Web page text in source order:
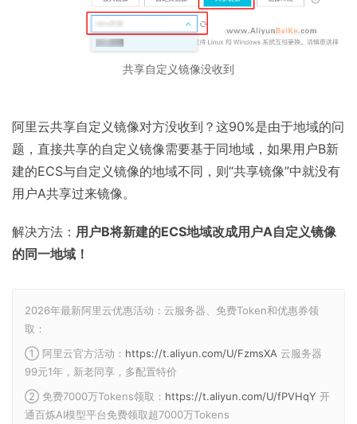
共享自定义镜像没收到
阿里云共享自定义镜像对方没收到？这90%是由于地域的问
题，直接共享的自定义镜像需要基于同地域，如果用户B新
建的ECS与自定义镜像的地域不同，则“共享镜像”中就没有
用户A共享过来镜像。
解决方法： 用户B将新建的ECS地域改成用户A自定义镜像
的同一地域！
2026年最新阿里云优惠活动：云服务器、免费Token和优惠券领
取：
① 阿里云官方活动： https://t.aliyun.com/U/FzmsXA 云服务器
99元1年，新老同享，多配置特价
② 免费7000万Tokens领取： https://t.aliyun.com/U/fPVHqY 开
通百炼AI模型平台免费领取超7000万Tokens